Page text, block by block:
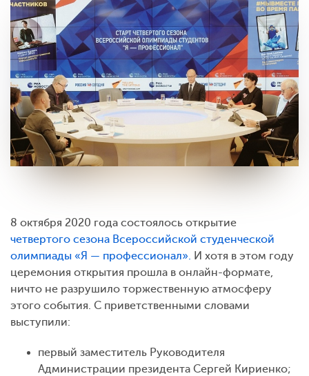
8 октября 2020 года состоялось открытие
четвертого сезона Всероссийской студенческой
олимпиады «Я — профессионал». И хотя в этом году
церемония открытия прошла в онлайн-формате,
ничто не разрушило торжественную атмосферу
этого события. С приветственными словами
выступили:
первый заместитель Руководителя
Администрации президента Сергей Кириенко;